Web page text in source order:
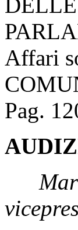
Affari
Pag.